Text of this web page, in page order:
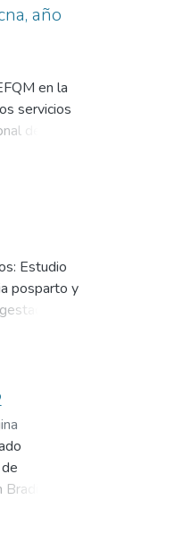
de la
con
año
en la
servicios
de la
cuya
fueron
se
aún
Estudio
posparto y
UCI y